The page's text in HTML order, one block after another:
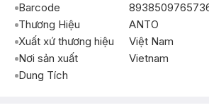
Barcode
Thương Hiệu
ANTO
Xuất xứ thương hiệu
Việt Nam
Nơi sản xuất
Vietnam
Dung Tích